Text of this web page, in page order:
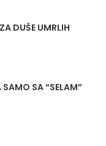
DUŠE UMRLIH
SA “SELAM”